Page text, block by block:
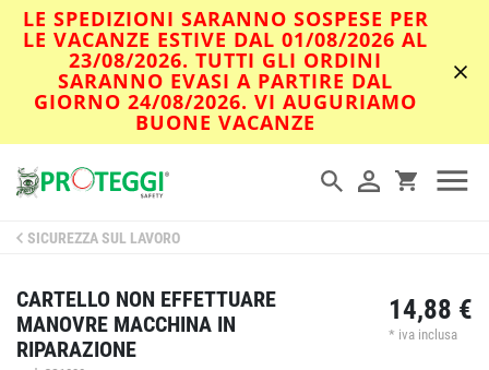
LE SPEDIZIONI SARANNO SOSPESE PER
LE VACANZE ESTIVE DAL 01/08/2026 AL
23/08/2026. TUTTI GLI ORDINI
SARANNO EVASI A PARTIRE DAL
GIORNO 24/08/2026. VI AUGURIAMO
BUONE VACANZE
SICUREZZA SUL LAVORO
CARTELLO NON EFFETTUARE
MANOVRE MACCHINA IN
RIPARAZIONE
14,88 €
* iva inclusa